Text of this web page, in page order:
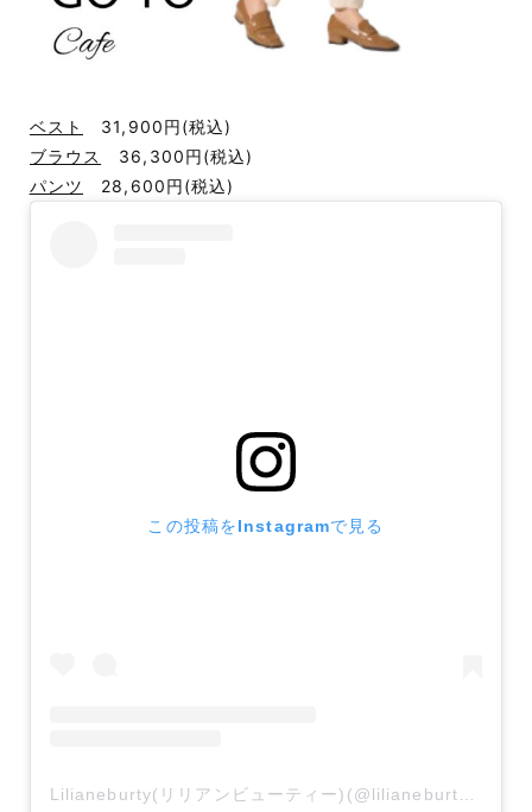
ベスト 31,900円(税込)
ブラウス
36,300円(税込)
パンツ
28,600円(税込)
この投稿をInstagramで見る